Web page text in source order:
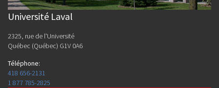
Université Laval
2325, rue de l'Université
Québec (Québec) G1V 0A6
Téléphone:
418 656-2131
1 877 785-2825